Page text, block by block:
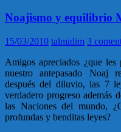
Noajismo y equilibrio
15/03/2010 talmidim 3
Amigos apreciados ¿que
nuestro antepasado Noaj
después del diluvio, las 7
verdadero progreso además
las Naciones del mundo,
profundas y benditas leyes?